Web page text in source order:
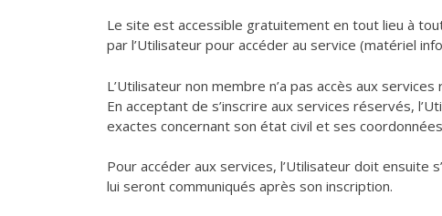
Le site est accessible gratuitement en tout lieu à
par l’Utilisateur pour accéder au service (matériel
L’Utilisateur non membre n’a pas accès aux
En acceptant de s’inscrire aux services réservés,
exactes concernant son état civil et ses
Pour accéder aux services, l’Utilisateur doit ensuite
lui seront communiqués après son inscription.